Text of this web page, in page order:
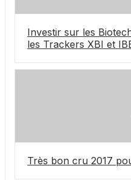
Investir sur les
les Trackers XBI et
Très bon cru 2017